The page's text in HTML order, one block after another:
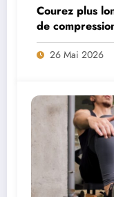
Courez plus
de
26 Mai 2026